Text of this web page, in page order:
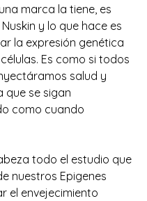
marca la tiene, es
y lo que hace es
la expresión genética
Es como si todos
salud y
que se sigan
como cuando
todo el estudio que
nuestros Epigenes
el envejecimiento